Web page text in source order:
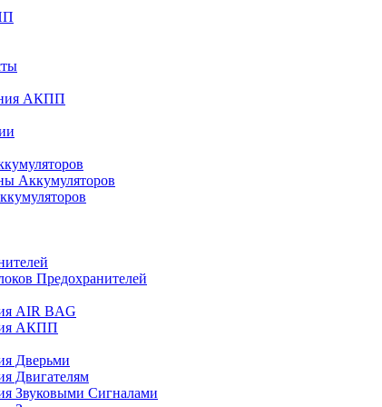
АКПП
Аккумуляторов
Предохранителей
AIR BAG
АКПП
Дверьми
Двигателям
Звуковыми Сигналами